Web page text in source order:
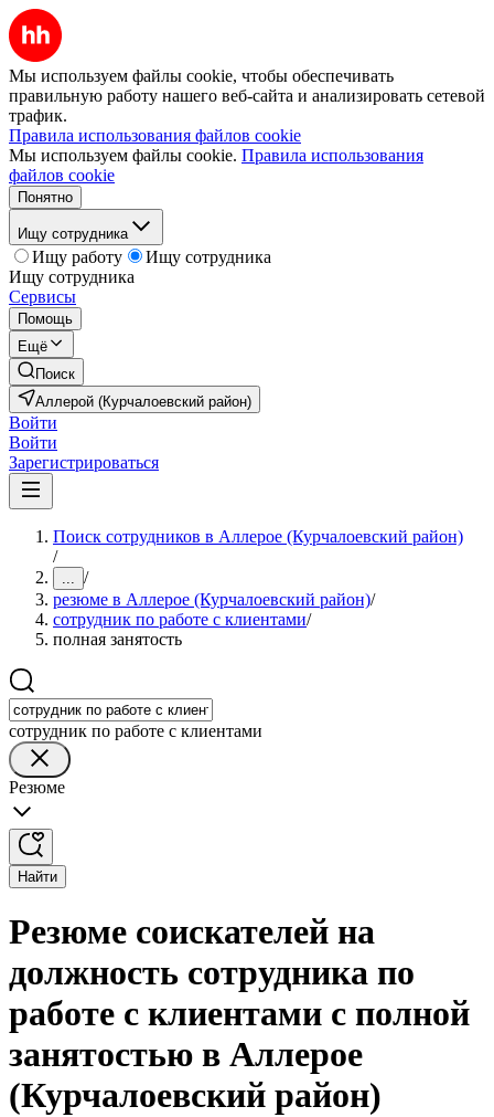
Мы используем файлы cookie, чтобы обеспечивать
правильную работу нашего веб-сайта и анализировать сетевой
трафик.
Правила использования файлов cookie
Мы используем файлы cookie. Правила использования
файлов cookie
Понятно
Ищу сотрудника
Ищу работу
Ищу сотрудника
Ищу сотрудника
Сервисы
Помощь
Ещё
Поиск
Аллерой (Курчалоевский район)
Войти
Войти
Зарегистрироваться
Поиск сотрудников в Аллерое (Курчалоевский район)
/
... /
резюме в Аллерое (Курчалоевский район)/
сотрудник по работе с клиентами/
полная занятость
сотрудник по работе с клиентами
Резюме
Найти
Резюме соискателей на
должность сотрудника по
работе с клиентами с полной
занятостью в Аллерое
(Курчалоевский район)